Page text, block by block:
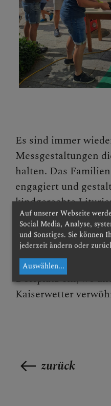
Es sind immer
Messgestaltungen
halten. Das
engagiert und
kindgerechte
Priestern
Am 20. Juli
Gelegenheit und
Mitfeiernden zum
Dorfplatz ein, wo
Kaiserwetter
zurück
Auf unserer Webseite
Social Media, Analyse,
und Sonstiges. Sie können
jederzeit ändern oder
Auswählen...